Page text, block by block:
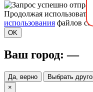
Продолжая использовать
использования файлов
OK
Ваш город:—
Да, верно
Выбрать
×